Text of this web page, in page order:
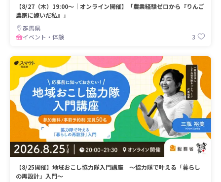
【8/27（木）19:00～｜オンライン開催】「農業経験ゼロから『りんご
農家に嫁いだ私』」
群馬県
イベント・体験
3
【8/25開催】地域おこし協力隊入門講座 〜協力隊で叶える「暮らし
の再設計」入門〜